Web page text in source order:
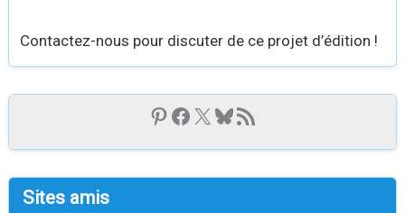
Contactez-nous pour discuter de ce projet d’édition !
Sites amis